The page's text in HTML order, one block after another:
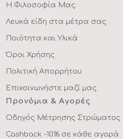
Η Φιλοσοφία Μας
Λευκά είδη στα μέτρα σας
Ποιότητα και Υλικά
Όροι Χρήσης
Πολιτική Απορρήτου
Επικοινωνήστε μαζί μας
Προνόμια & Αγορές
Οδηγός Μέτρησης Στρώματος
Cashback -10% σε κάθε αγορά